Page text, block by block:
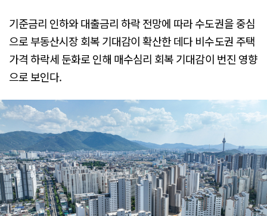
기준금리 인하와 대출금리 하락 전망에 따라 수도권을 중심
으로 부동산시장 회복 기대감이 확산한 데다 비수도권 주택
가격 하락세 둔화로 인해 매수심리 회복 기대감이 번진 영향
으로 보인다.